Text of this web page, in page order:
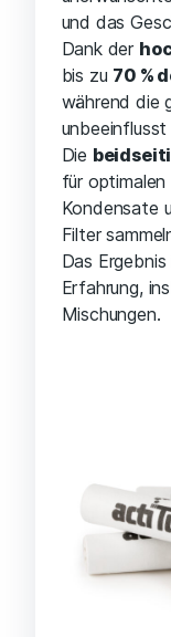
und das
Dank der
bis zu 70 %
während die
unbeeinflusst
Die
für
Kondensate
Filter
Das
Erfahrung,
Mischungen.